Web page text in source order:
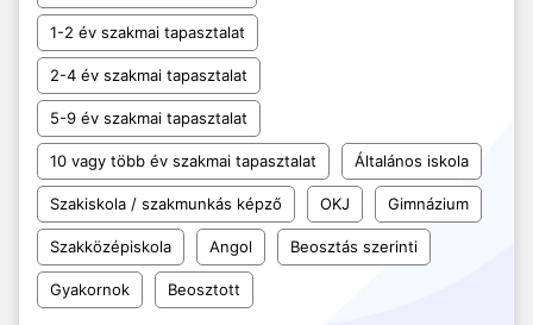
1-2 év szakmai tapasztalat
2-4 év szakmai tapasztalat
5-9 év szakmai tapasztalat
10 vagy több év szakmai tapasztalat Általános iskola
Szakiskola / szakmunkás képző OKJ Gimnázium
Szakközépiskola Angol Beosztás szerinti
Gyakornok Beosztott